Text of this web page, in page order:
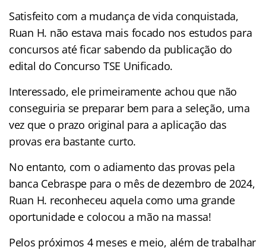
Satisfeito com a mudança de vida conquistada,
Ruan H. não estava mais focado nos estudos para
concursos até ficar sabendo da publicação do
edital do Concurso TSE Unificado.
Interessado, ele primeiramente achou que não
conseguiria se preparar bem para a seleção, uma
vez que o prazo original para a aplicação das
provas era bastante curto.
No entanto, com o adiamento das provas pela
banca Cebraspe para o mês de dezembro de 2024,
Ruan H. reconheceu aquela como uma grande
oportunidade e colocou a mão na massa!
Pelos próximos 4 meses e meio, além de trabalhar